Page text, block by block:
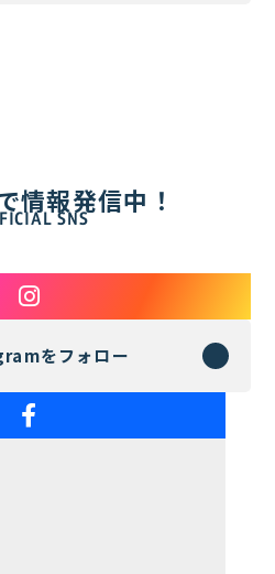
情報発信中！
SNS
をフォロー